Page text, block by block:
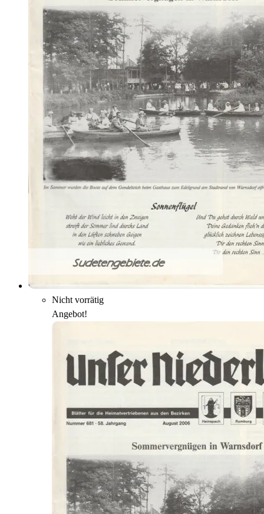
Nicht vorrätig
Angebot!